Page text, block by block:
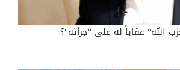
الله" عقاباً له على "جرأته"؟